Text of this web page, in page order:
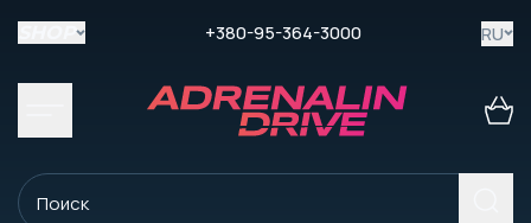
+380-95-364-3000 RU